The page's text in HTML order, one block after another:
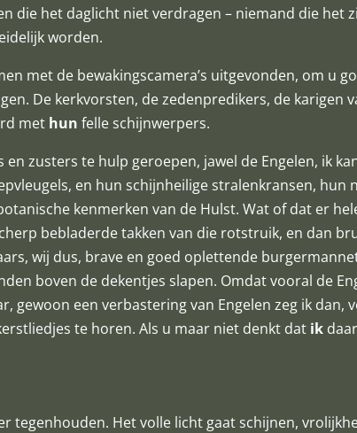
die het daglicht niet verdragen – niemand die het
worden.
met de bewakingscamera’s uitgevonden, om u
De kerkvorsten, de zedenpredikers, de karigen
met hun felle schijnwerpers.
zusters te hulp geroepen, jawel de Engelen, ik
en hun schijnheilige stralenkransen, hun
kenmerken van de Hulst. Wat of dat er
bebladerde takken van die rotstruik, en dan
wij dus, brave en goed oplettende
boven de dekentjes slapen. Omdat vooral de
gewoon een verbastering van Engelen zeg ik dan,
te horen. Als u maar niet denkt dat ik
tegenhouden. Het volle licht gaat schijnen,